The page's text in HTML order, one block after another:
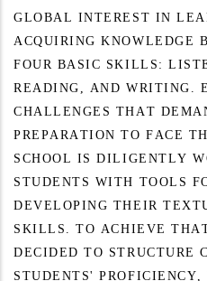
GLOBAL INTEREST IN
ACQUIRING KNOWLEDGE
FOUR BASIC SKILLS:
READING, AND WRITING.
CHALLENGES THAT
PREPARATION TO FACE
SCHOOL IS DILIGENTLY
STUDENTS WITH TOOLS
DEVELOPING THEIR
SKILLS. TO ACHIEVE
DECIDED TO STRUCTURE
STUDENTS'